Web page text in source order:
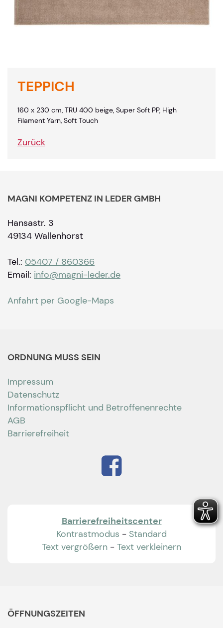
TEPPICH
160 x 230 cm, TRU 400 beige, Super Soft PP, High
Filament Yarn, Soft Touch
Zurück
MAGNI KOMPETENZ IN LEDER GMBH
Hansastr. 3
49134 Wallenhorst
Tel.: 05407 / 860366
Email: info@magni-leder.de
Anfahrt per Google-Maps
ORDNUNG MUSS SEIN
Impressum
Datenschutz
Informationspflicht und Betroffenenrechte
AGB
Barrierefreiheit
Barrierefreiheitscenter
Kontrastmodus - Standard
Text vergrößern - Text verkleinern
ÖFFNUNGSZEITEN